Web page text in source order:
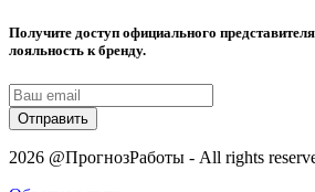
Получите доступ официального
лояльность к бренду.
Отправить
2026 @ПрогнозРаботы - All rights